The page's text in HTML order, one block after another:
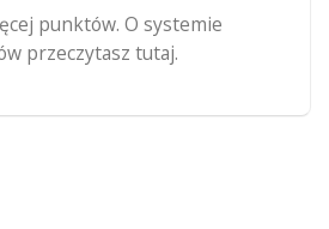
punktów. O systemie
przeczytasz tutaj.